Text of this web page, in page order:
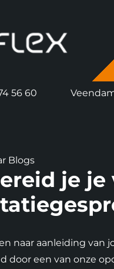
56 60
Blogs
je je
naar aanleiding van
door een van onze